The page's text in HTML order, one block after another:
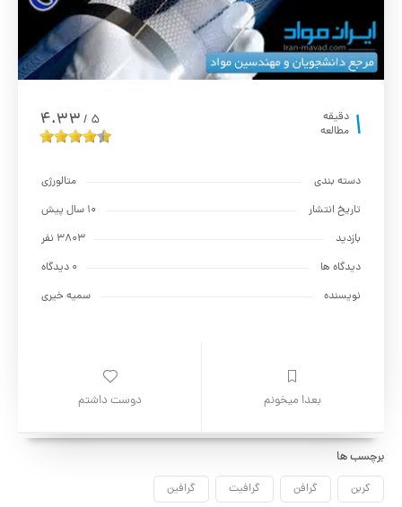
1 دقیقه
مطالعه
5
/
4.33
دسته بندی
متالورژي
تاریخ انتشار
10 سال پیش
بازدید
3803 نفر
دیدگاه ها
0 دیدگاه
نویسنده
سمیه خیری
بعدا میخونم دوست داشتم
برچسب ها
کربن گرافن گرافیت گرافین